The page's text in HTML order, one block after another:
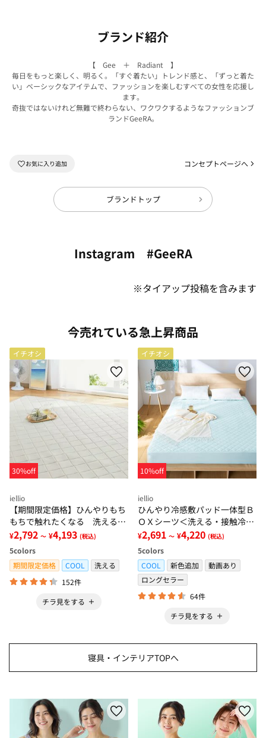
ブランド紹介
【 Gee ＋ Radiant 】
毎日をもっと楽しく、明るく。「すぐ着たい」トレンド感と、「ずっと着た
い」ベーシックなアイテムで、ファッションを楽しむすべての女性を応援し
ます。
奇抜ではないけれど無難で終わらない、ワクワクするようなファッションブ
ランドGeeRA。
コンセプトページへ
ブランドトップ
Instagram #GeeRA
※タイアップ投稿を含みます
今売れている急上昇商品
イチオシ
30%off
iellio
【期間限定価格】ひんやりもち
もちで触れたくなる 洗えるラ
グ＜低反発・滑りにくい・接触
冷感・防ダニ・カーペット＞
¥2,792 ～ ¥4,193 (税込)
5colors
期間限定価格
COOL
洗える
152件
チラ見をする
イチオシ
10%off
iellio
ひんやり冷感敷パッド一体型Ｂ
ＯＸシーツ＜洗える・接触冷
感・抗菌防臭・時短・家事楽・
ボックスシーツ・寝苦しさ対策
＞
¥2,691 ～ ¥4,220 (税込)
5colors
COOL
新色追加
動画あり
ロングセラー
64件
チラ見をする
寝具・インテリアTOPへ